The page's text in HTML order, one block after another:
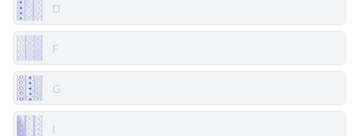
D
F
G
I